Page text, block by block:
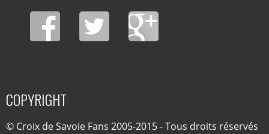
COPYRIGHT
© Croix de Savoie Fans 2005-2015 - Tous droits réservés